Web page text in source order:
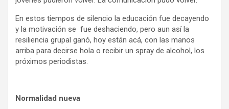
En estos tiempos de silencio la educación fue decayendo
y la motivación se fue deshaciendo, pero aun así la
resiliencia grupal ganó, hoy están acá, con las manos
arriba para decirse hola o recibir un spray de alcohol, los
próximos periodistas.
Normalidad nueva